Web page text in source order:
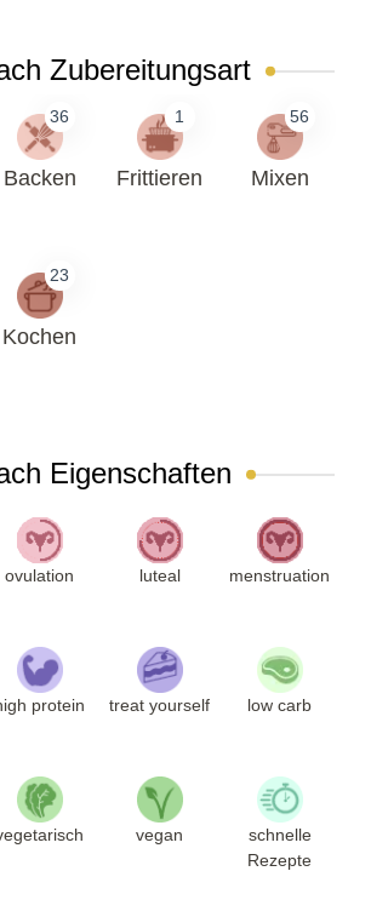
Zubereitungsart
36
Backen
1
Frittieren
56
Mixen
23
Kochen
Eigenschaften
ovulation luteal menstruation
protein treat yourself low carb
vegan
schnelle
Rezepte